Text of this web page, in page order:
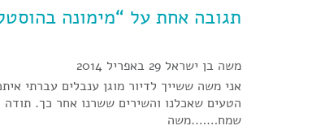
תגובה אחת על “מימונה
משה בן ישראל 29 באפריל 2014
אני משה ששייך לדיור מוגן ענבלים עברתי
הטעים שאכלנו והשירים ששרנו אחר כך.
שמח…….משה